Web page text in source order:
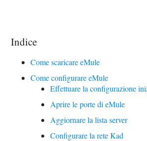
Indice
Come scaricare eMule
Come configurare eMule
Effettuare la configurazione
Aprire le porte di eMule
Aggiornare la lista server
Configurare la rete Kad